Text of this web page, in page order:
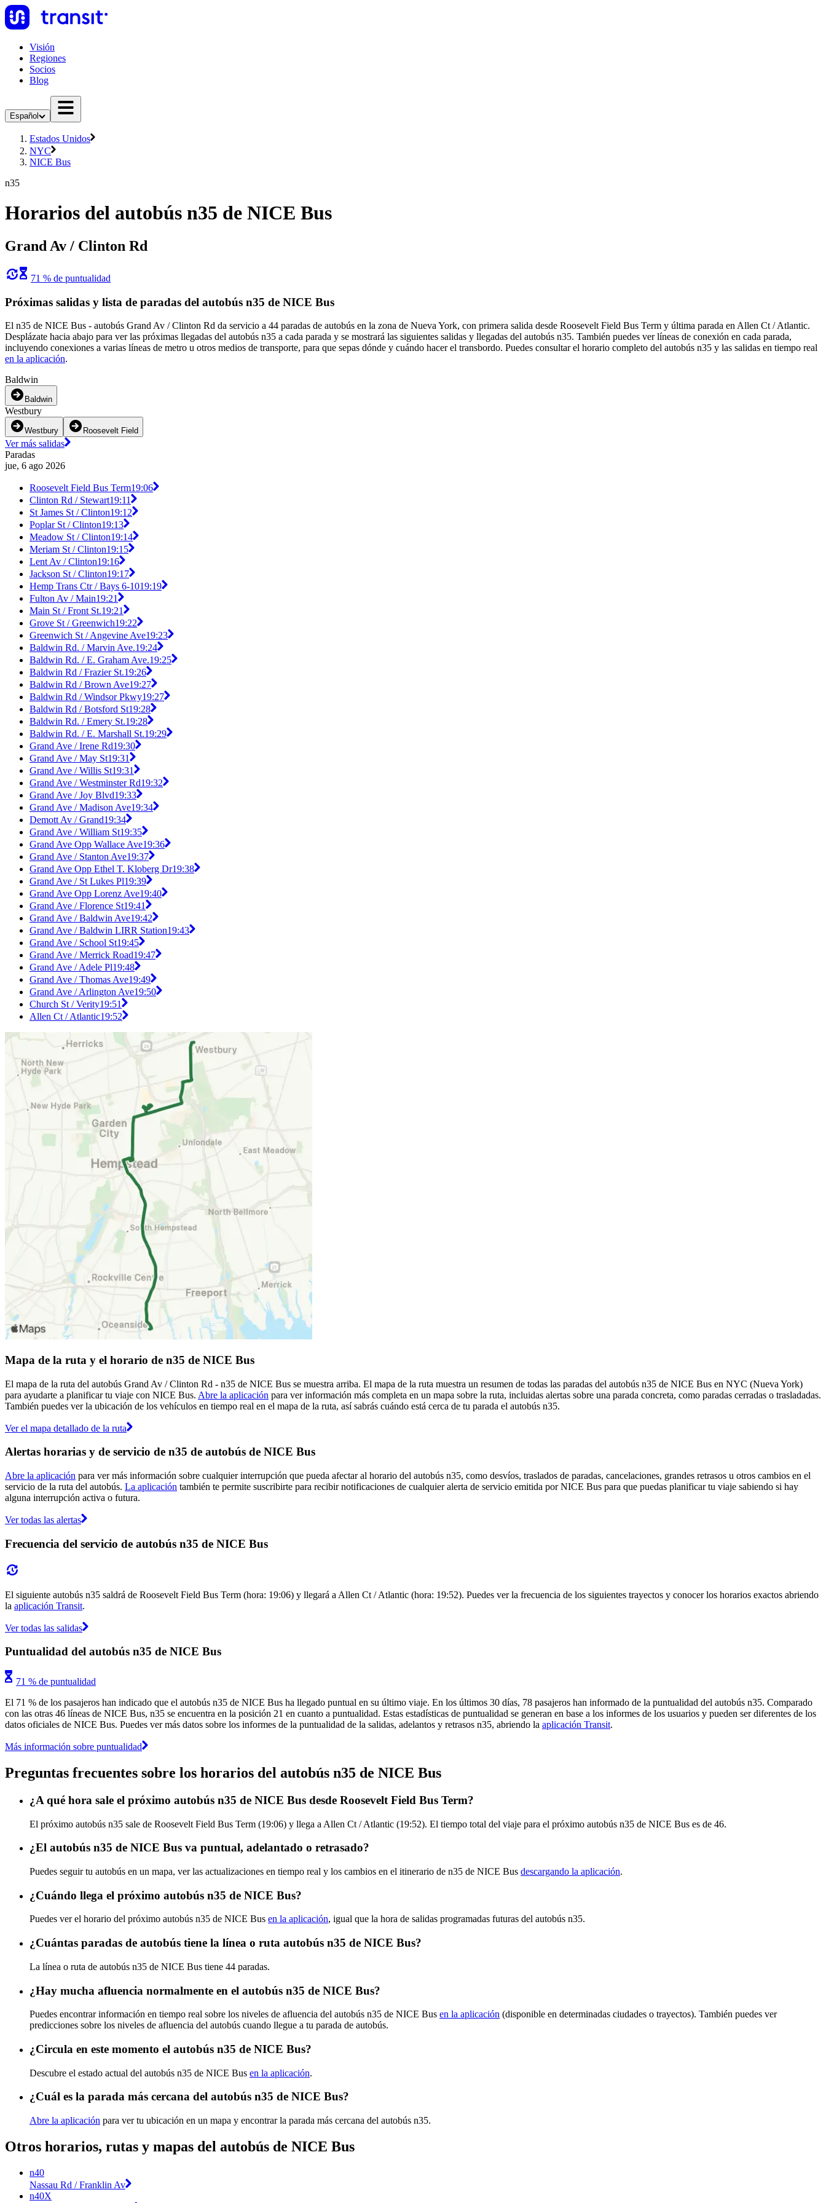
Visión
Regiones
Socios
Blog
Español
Estados Unidos
NYC
NICE Bus
n35
Horarios del autobús n35 de NICE Bus
Grand Av / Clinton Rd
71 % de puntualidad
Próximas salidas y lista de paradas del autobús n35 de NICE Bus
El n35 de NICE Bus - autobús Grand Av / Clinton Rd da servicio a 44 paradas de autobús en la zona de Nueva York, con primera salida desde Roosevelt Field Bus Term y última parada en Allen Ct / Atlantic.
Desplázate hacia abajo para ver las próximas llegadas del autobús n35 a cada parada y se mostrará las siguientes salidas y llegadas del autobús n35. También puedes ver líneas de conexión en cada parada,
incluyendo conexiones a varias líneas de metro u otros medios de transporte, para que sepas dónde y cuándo hacer el transbordo. Puedes consultar el horario completo del autobús n35 y las salidas en tiempo real
en la aplicación.
Baldwin
Baldwin
Westbury
Westbury Roosevelt Field
Ver más salidas
Paradas
jue, 6 ago 2026
Roosevelt Field Bus Term19:06
Clinton Rd / Stewart19:11
St James St / Clinton19:12
Poplar St / Clinton19:13
Meadow St / Clinton19:14
Meriam St / Clinton19:15
Lent Av / Clinton19:16
Jackson St / Clinton19:17
Hemp Trans Ctr / Bays 6-1019:19
Fulton Av / Main19:21
Main St / Front St.19:21
Grove St / Greenwich19:22
Greenwich St / Angevine Ave19:23
Baldwin Rd. / Marvin Ave.19:24
Baldwin Rd. / E. Graham Ave.19:25
Baldwin Rd / Frazier St.19:26
Baldwin Rd / Brown Ave19:27
Baldwin Rd / Windsor Pkwy19:27
Baldwin Rd / Botsford St19:28
Baldwin Rd. / Emery St.19:28
Baldwin Rd. / E. Marshall St.19:29
Grand Ave / Irene Rd19:30
Grand Ave / May St19:31
Grand Ave / Willis St19:31
Grand Ave / Westminster Rd19:32
Grand Ave / Joy Blvd19:33
Grand Ave / Madison Ave19:34
Demott Av / Grand19:34
Grand Ave / William St19:35
Grand Ave Opp Wallace Ave19:36
Grand Ave / Stanton Ave19:37
Grand Ave Opp Ethel T. Kloberg Dr19:38
Grand Ave / St Lukes Pl19:39
Grand Ave Opp Lorenz Ave19:40
Grand Ave / Florence St19:41
Grand Ave / Baldwin Ave19:42
Grand Ave / Baldwin LIRR Station19:43
Grand Ave / School St19:45
Grand Ave / Merrick Road19:47
Grand Ave / Adele Pl19:48
Grand Ave / Thomas Ave19:49
Grand Ave / Arlington Ave19:50
Church St / Verity19:51
Allen Ct / Atlantic19:52
Mapa de la ruta y el horario de n35 de NICE Bus
El mapa de la ruta del autobús Grand Av / Clinton Rd - n35 de NICE Bus se muestra arriba. El mapa de la ruta muestra un resumen de todas las paradas del autobús n35 de NICE Bus en NYC (Nueva York)
para ayudarte a planificar tu viaje con NICE Bus. Abre la aplicación para ver información más completa en un mapa sobre la ruta, incluidas alertas sobre una parada concreta, como paradas cerradas o trasladadas.
También puedes ver la ubicación de los vehículos en tiempo real en el mapa de la ruta, así sabrás cuándo está cerca de tu parada el autobús n35.
Ver el mapa detallado de la ruta
Alertas horarias y de servicio de n35 de autobús de NICE Bus
Abre la aplicación para ver más información sobre cualquier interrupción que pueda afectar al horario del autobús n35, como desvíos, traslados de paradas, cancelaciones, grandes retrasos u otros cambios en el
servicio de la ruta del autobús. La aplicación también te permite suscribirte para recibir notificaciones de cualquier alerta de servicio emitida por NICE Bus para que puedas planificar tu viaje sabiendo si hay
alguna interrupción activa o futura.
Ver todas las alertas
Frecuencia del servicio de autobús n35 de NICE Bus
El siguiente autobús n35 saldrá de Roosevelt Field Bus Term (hora: 19:06) y llegará a Allen Ct / Atlantic (hora: 19:52). Puedes ver la frecuencia de los siguientes trayectos y conocer los horarios exactos abriendo
la aplicación Transit.
Ver todas las salidas
Puntualidad del autobús n35 de NICE Bus
71 % de puntualidad
El 71 % de los pasajeros han indicado que el autobús n35 de NICE Bus ha llegado puntual en su último viaje. En los últimos 30 días, 78 pasajeros han informado de la puntualidad del autobús n35. Comparado
con las otras 46 líneas de NICE Bus, n35 se encuentra en la posición 21 en cuanto a puntualidad. Estas estadísticas de puntualidad se generan en base a los informes de los usuarios y pueden ser diferentes de los
datos oficiales de NICE Bus. Puedes ver más datos sobre los informes de la puntualidad de la salidas, adelantos y retrasos n35, abriendo la aplicación Transit.
Más información sobre puntualidad
Preguntas frecuentes sobre los horarios del autobús n35 de NICE Bus
¿A qué hora sale el próximo autobús n35 de NICE Bus desde Roosevelt Field Bus Term?
El próximo autobús n35 sale de Roosevelt Field Bus Term (19:06) y llega a Allen Ct / Atlantic (19:52). El tiempo total del viaje para el próximo autobús n35 de NICE Bus es de 46.
¿El autobús n35 de NICE Bus va puntual, adelantado o retrasado?
Puedes seguir tu autobús en un mapa, ver las actualizaciones en tiempo real y los cambios en el itinerario de n35 de NICE Bus descargando la aplicación.
¿Cuándo llega el próximo autobús n35 de NICE Bus?
Puedes ver el horario del próximo autobús n35 de NICE Bus en la aplicación, igual que la hora de salidas programadas futuras del autobús n35.
¿Cuántas paradas de autobús tiene la línea o ruta autobús n35 de NICE Bus?
La línea o ruta de autobús n35 de NICE Bus tiene 44 paradas.
¿Hay mucha afluencia normalmente en el autobús n35 de NICE Bus?
Puedes encontrar información en tiempo real sobre los niveles de afluencia del autobús n35 de NICE Bus en la aplicación (disponible en determinadas ciudades o trayectos). También puedes ver
predicciones sobre los niveles de afluencia del autobús cuando llegue a tu parada de autobús.
¿Circula en este momento el autobús n35 de NICE Bus?
Descubre el estado actual del autobús n35 de NICE Bus en la aplicación.
¿Cuál es la parada más cercana del autobús n35 de NICE Bus?
Abre la aplicación para ver tu ubicación en un mapa y encontrar la parada más cercana del autobús n35.
Otros horarios, rutas y mapas del autobús de NICE Bus
n40
Nassau Rd / Franklin Av
n40X